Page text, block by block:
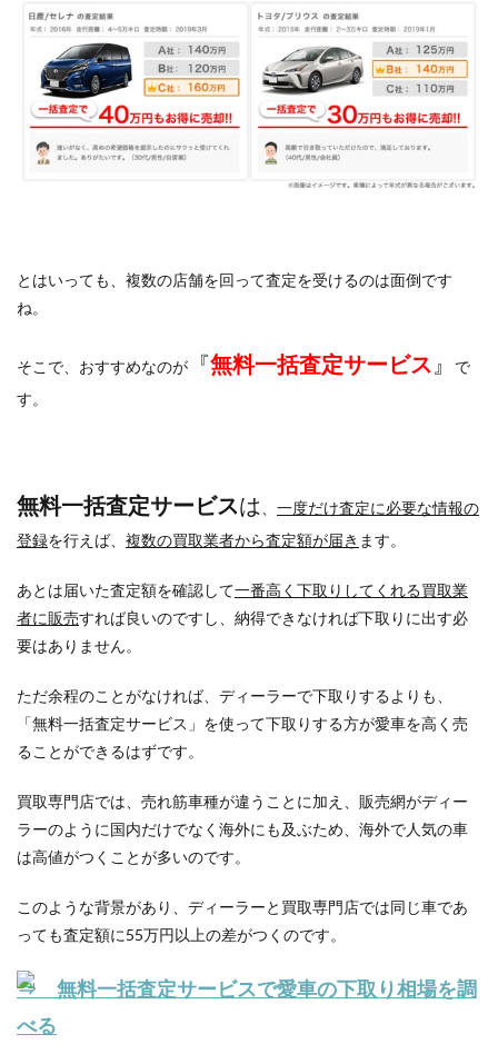
とはいっても、複数の店舗を回って査定を受けるのは面倒です
ね。
そこで、おすすめなのが 『無料一括査定サービス 』
で
す。
無料一括査定サービスは
一度だけ査定に必要な情報の
登録を行えば、 複数の買取業者から査定額が届き ます。
あとは届いた査定額を確認して一番高く下取りしてくれる買取業
者に販売すれば良いのですし、納得できなければ下取りに出す必
要はありません。
ただ余程のことがなければ、ディーラーで下取りするよりも、
「無料一括査定サービス」を使って下取りする方が愛車を高く売
ることができるはずです。
買取専門店では、売れ筋車種が違うことに加え、販売網がディー
ラーのように国内だけでなく海外にも及ぶため、海外で人気の車
は高値がつくことが多いのです。
このような背景があり、ディーラーと買取専門店では同じ車であ
っても査定額に55万円以上の差がつくのです。
⇒ 無料一括査定サービスで愛車の下取り相場を調
べる